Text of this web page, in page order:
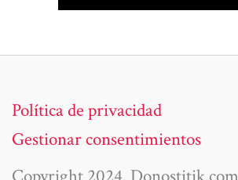
Política de privacidad
Gestionar consentimientos